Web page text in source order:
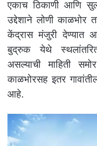
एकाच ठिकाणी आणि
उद्देशाने लोणी काळभोर
केंद्रास मंजुरी देण्यात
बुद्रुक येथे
असल्याची माहिती
काळभोरसह इतर
आहे.